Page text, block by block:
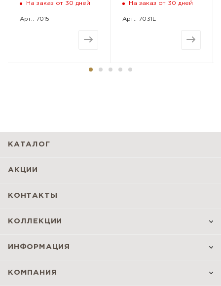
На заказ от 30 дней
Арт.: 7015
На заказ от 30 дней
Арт.: 7031L
КАТАЛОГ
АКЦИИ
КОНТАКТЫ
КОЛЛЕКЦИИ
ИНФОРМАЦИЯ
КОМПАНИЯ